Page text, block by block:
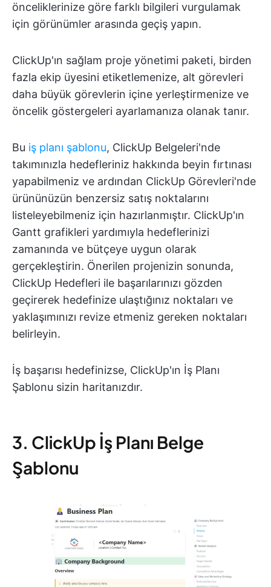
önceliklerinize göre farklı bilgileri vurgulamak
için görünümler arasında geçiş yapın.
ClickUp'ın sağlam proje yönetimi paketi, birden
fazla ekip üyesini etiketlemenize, alt görevleri
daha büyük görevlerin içine yerleştirmenize ve
öncelik göstergeleri ayarlamanıza olanak tanır.
Bu iş planı şablonu, ClickUp Belgeleri'nde
takımınızla hedefleriniz hakkında beyin fırtınası
yapabilmeniz ve ardından ClickUp Görevleri'nde
ürününüzün benzersiz satış noktalarını
listeleyebilmeniz için hazırlanmıştır. ClickUp'ın
Gantt grafikleri yardımıyla hedeflerinizi
zamanında ve bütçeye uygun olarak
gerçekleştirin. Önerilen projenizin sonunda,
ClickUp Hedefleri ile başarılarınızı gözden
geçirerek hedefinize ulaştığınız noktaları ve
yaklaşımınızı revize etmeniz gereken noktaları
belirleyin.
İş başarısı hedefinizse, ClickUp'ın İş Planı
Şablonu sizin haritanızdır.
3. ClickUp İş Planı Belge
Şablonu